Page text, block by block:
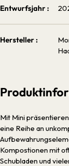
Entwurfsjahr :
Hersteller :
Mit Mini
eine Reihe an
Kompostionen mit
Schubladen und